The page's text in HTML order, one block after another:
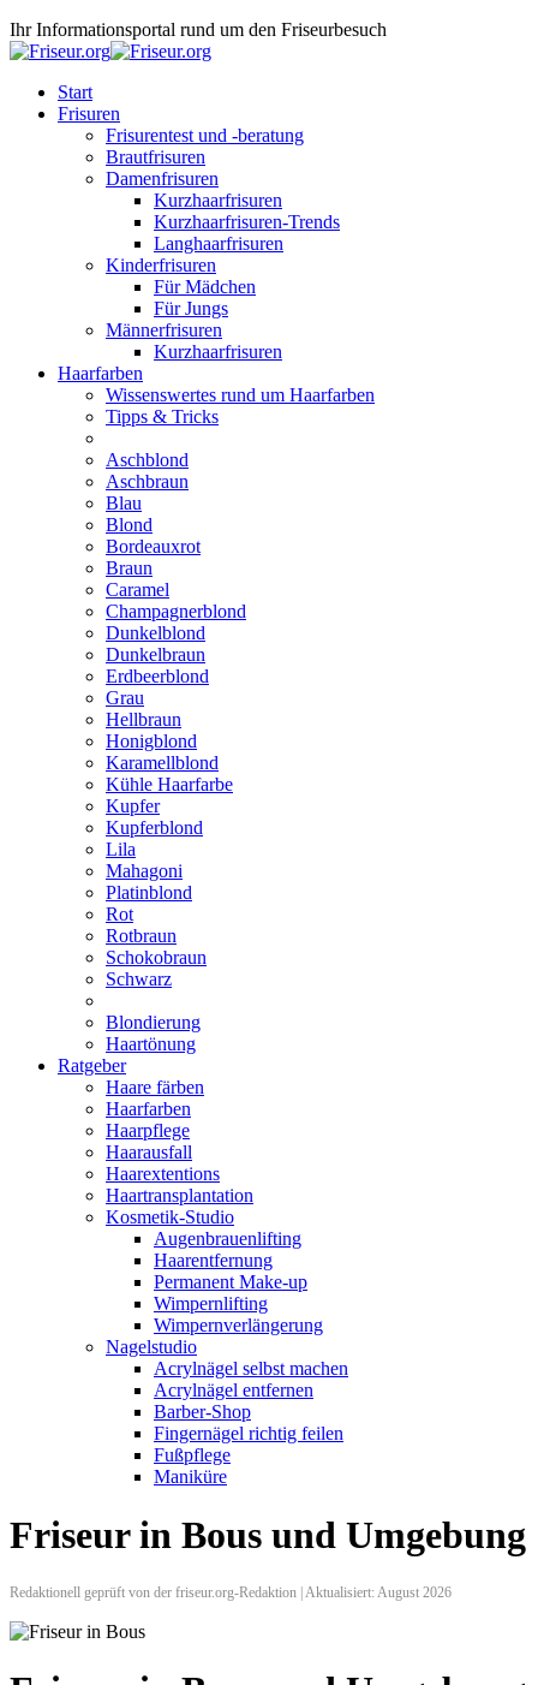
Ihr Informationsportal rund um den Friseurbesuch
Start
Frisuren
Frisurentest und -beratung
Brautfrisuren
Damenfrisuren
Kurzhaarfrisuren
Kurzhaarfrisuren-Trends
Langhaarfrisuren
Kinderfrisuren
Für Mädchen
Für Jungs
Männerfrisuren
Kurzhaarfrisuren
Haarfarben
Wissenswertes rund um Haarfarben
Tipps & Tricks
Aschblond
Aschbraun
Blau
Blond
Bordeauxrot
Braun
Caramel
Champagnerblond
Dunkelblond
Dunkelbraun
Erdbeerblond
Grau
Hellbraun
Honigblond
Karamellblond
Kühle Haarfarbe
Kupfer
Kupferblond
Lila
Mahagoni
Platinblond
Rot
Rotbraun
Schokobraun
Schwarz
Blondierung
Haartönung
Ratgeber
Haare färben
Haarfarben
Haarpflege
Haarausfall
Haarextentions
Haartransplantation
Kosmetik-Studio
Augenbrauenlifting
Haarentfernung
Permanent Make-up
Wimpernlifting
Wimpernverlängerung
Nagelstudio
Acrylnägel selbst machen
Acrylnägel entfernen
Barber-Shop
Fingernägel richtig feilen
Fußpflege
Maniküre
Friseur in Bous und Umgebung
Redaktionell geprüft von der friseur.org-Redaktion | Aktualisiert: August 2026